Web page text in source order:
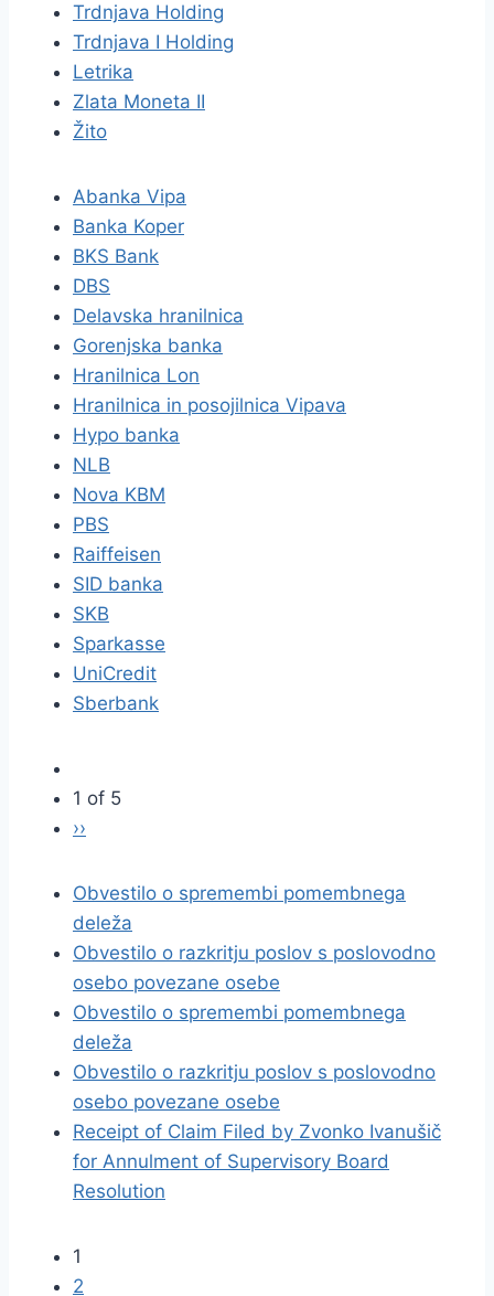
Trdnjava Holding
Trdnjava I Holding
Letrika
Zlata Moneta II
Žito
Abanka Vipa
Banka Koper
BKS Bank
DBS
Delavska hranilnica
Gorenjska banka
Hranilnica Lon
Hranilnica in posojilnica Vipava
Hypo banka
NLB
Nova KBM
PBS
Raiffeisen
SID banka
SKB
Sparkasse
UniCredit
Sberbank
1 of 5
››
Obvestilo o spremembi pomembnega
deleža
Obvestilo o razkritju poslov s poslovodno
osebo povezane osebe
Obvestilo o spremembi pomembnega
deleža
Obvestilo o razkritju poslov s poslovodno
osebo povezane osebe
Receipt of Claim Filed by Zvonko Ivanušič
for Annulment of Supervisory Board
Resolution
1
2